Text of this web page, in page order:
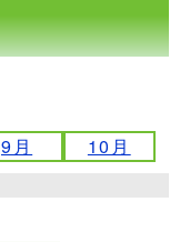
9月 10月